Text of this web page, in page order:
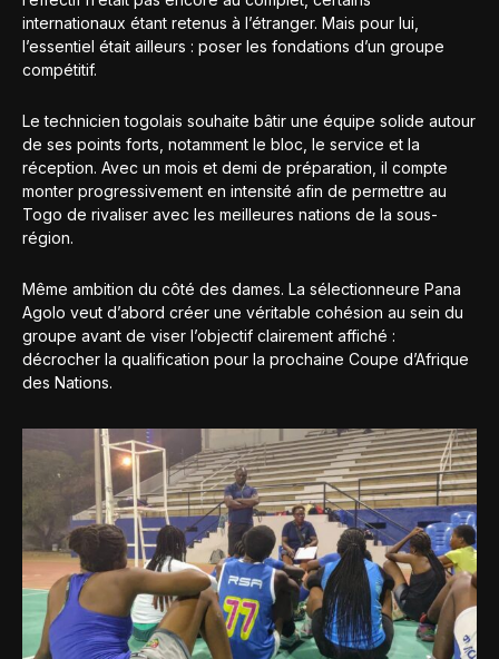
internationaux étant retenus à l’étranger. Mais pour lui,
l’essentiel était ailleurs : poser les fondations d’un groupe
compétitif.
Le technicien togolais souhaite bâtir une équipe solide autour
de ses points forts, notamment le bloc, le service et la
réception. Avec un mois et demi de préparation, il compte
monter progressivement en intensité afin de permettre au
Togo de rivaliser avec les meilleures nations de la sous-
région.
Même ambition du côté des dames. La sélectionneure Pana
Agolo veut d’abord créer une véritable cohésion au sein du
groupe avant de viser l’objectif clairement affiché :
décrocher la qualification pour la prochaine Coupe d’Afrique
des Nations.